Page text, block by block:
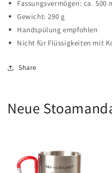
Fassungsvermögen: ca. 500
Gewicht: 290 g
Handspülung empfohlen
Nicht für Flüssigkeiten mit
Share
Neue